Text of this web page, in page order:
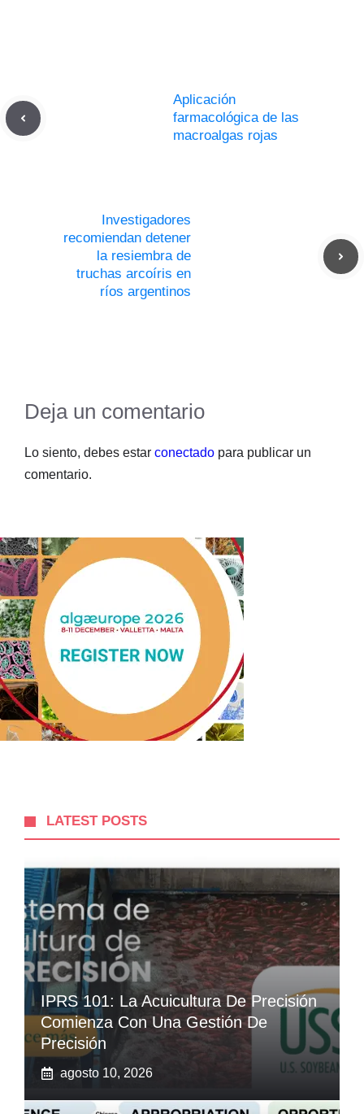
Aplicación
farmacológica de las
macroalgas rojas
Investigadores
recomiendan detener
la resiembra de
truchas arcoíris en
ríos argentinos
Deja un comentario
Lo siento, debes estar conectado para publicar un
comentario.
LATEST POSTS
IPRS 101: La Acuicultura De Precisión
Comienza Con Una Gestión De
Precisión
agosto 10, 2026